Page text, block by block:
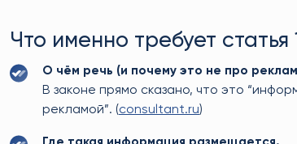
Что именно требует статья
О чём речь (и почему это не про
В законе прямо сказано, что это
рекламой”. (consultant.ru)